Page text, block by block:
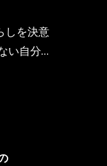
しを決意
い自分…